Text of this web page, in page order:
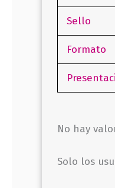
Sello
Formato
No hay
Solo los